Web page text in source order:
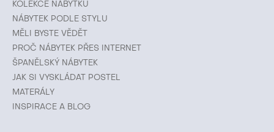
KOLEKCE NÁBYTKU
NÁBYTEK PODLE STYLU
MĚLI BYSTE VĚDĚT
PROČ NÁBYTEK PŘES INTERNET
ŠPANĚLSKÝ NÁBYTEK
JAK SI VYSKLÁDAT POSTEL
MATERÁLY
INSPIRACE A BLOG